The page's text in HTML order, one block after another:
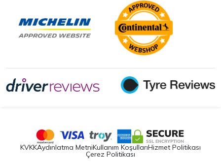
KVKKAydınlatma MetniKullanım KoşullarıHizmet Politikası
Çerez Politikası